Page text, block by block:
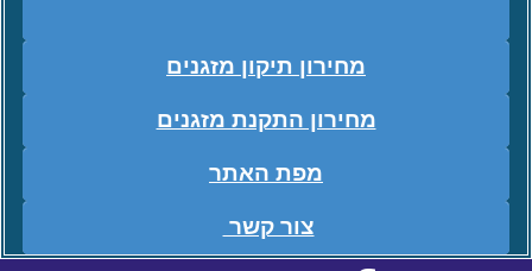
מחירון תיקון מזגנים
מחירון התקנת מזגנים
מפת האתר
צור קשר